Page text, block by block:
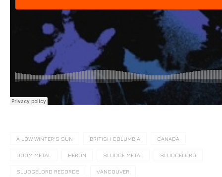
A LOW WINTER'S SUN BRITISH COLUMBIA CANADA
DOOM METAL HERON SLUDGE METAL SLUDGELORD
SLUDGELORD RECORDS VANCOUVER